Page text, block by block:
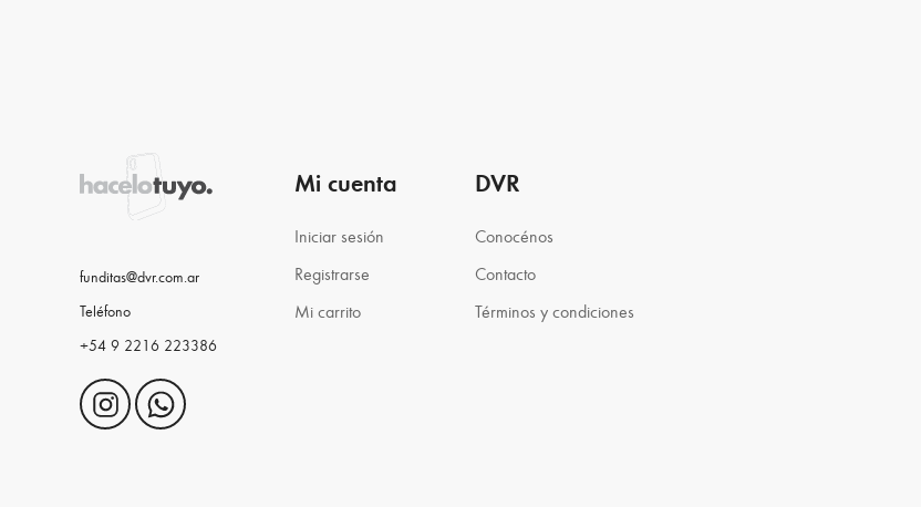
funditas@dvr.com.ar
Teléfono
+54 9 2216 223386
Mi cuenta
Iniciar sesión
Registrarse
Mi carrito
DVR
Conocénos
Contacto
Términos y condiciones